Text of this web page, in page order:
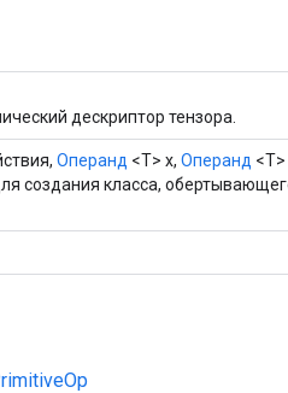
дескриптор тензора.
Операнд <T> x, Операнд <T>
создания класса,